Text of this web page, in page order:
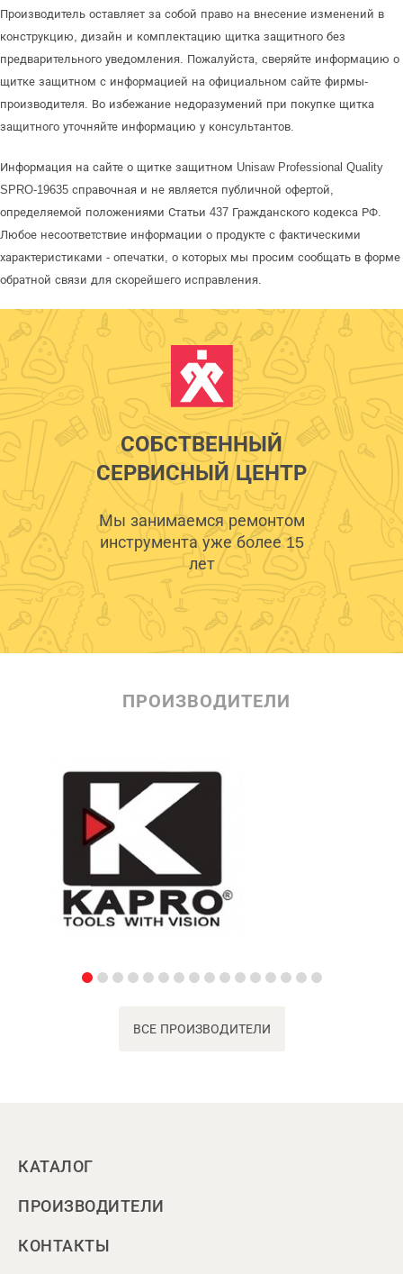
Производитель оставляет за собой право на внесение изменений в
конструкцию, дизайн и комплектацию щитка защитного без
предварительного уведомления. Пожалуйста, сверяйте информацию о
щитке защитном с информацией на официальном сайте фирмы-
производителя. Во избежание недоразумений при покупке щитка
защитного уточняйте информацию у консультантов.
Информация на сайте о щитке защитном Unisaw Professional Quality
SPRO-19635 справочная и не является публичной офертой,
определяемой положениями Статьи 437 Гражданского кодекса РФ.
Любое несоответствие информации о продукте с фактическими
характеристиками - опечатки, о которых мы просим сообщать в форме
обратной связи для скорейшего исправления.
СОБСТВЕННЫЙ
СЕРВИСНЫЙ ЦЕНТР
Мы занимаемся ремонтом
инструмента уже более 15
лет
ПРОИЗВОДИТЕЛИ
ВСЕ ПРОИЗВОДИТЕЛИ
КАТАЛОГ
ПРОИЗВОДИТЕЛИ
КОНТАКТЫ